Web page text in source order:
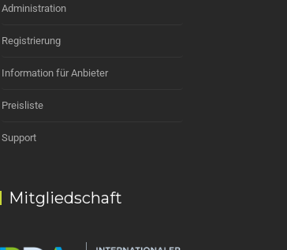
Administration
Registrierung
Information für Anbieter
Preisliste
Support
Mitgliedschaft